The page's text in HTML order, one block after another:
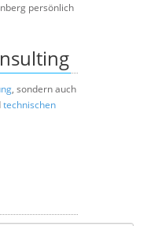
persönlich
, sondern auch
technischen